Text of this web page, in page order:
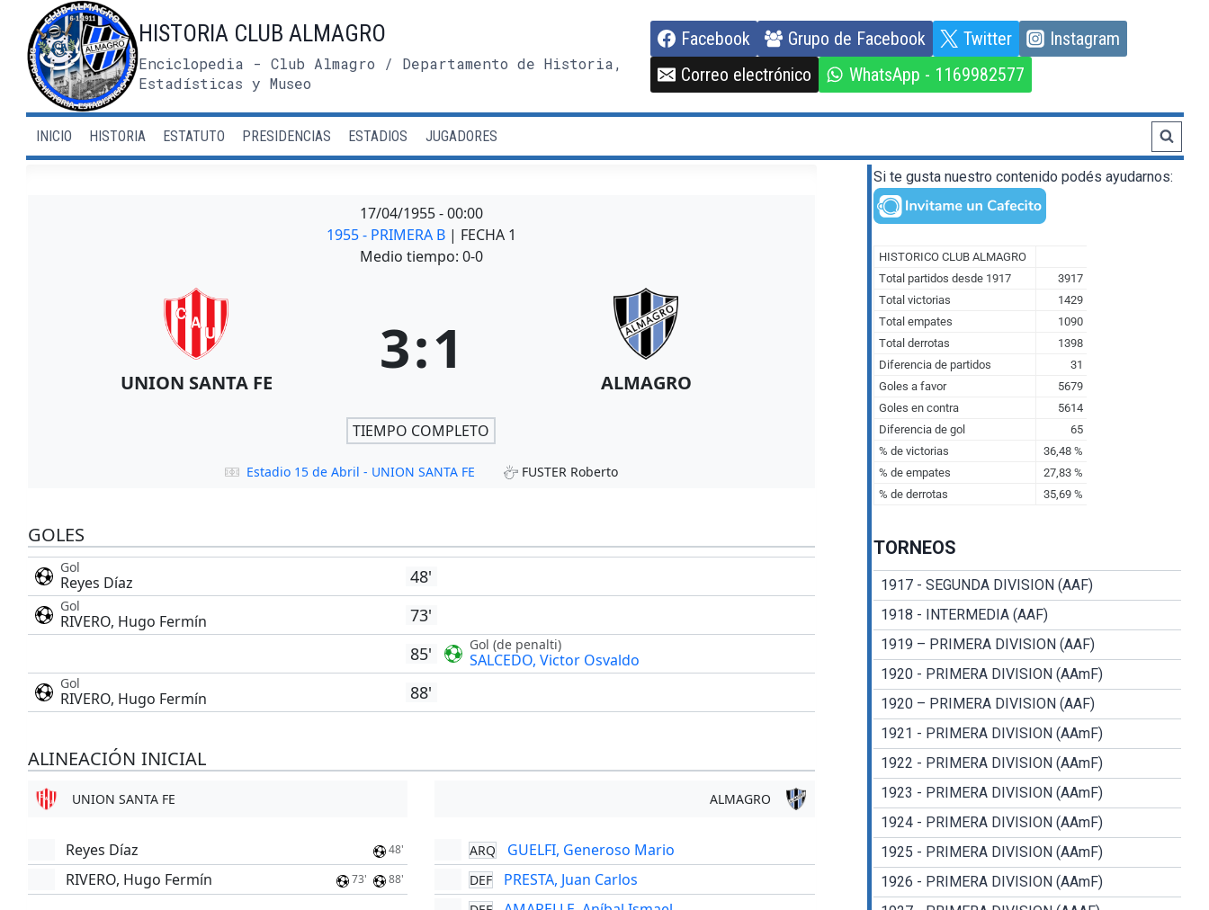
contenido
HISTORIA CLUB ALMAGRO
Enciclopedia - Club Almagro / Departamento de Historia,
Estadísticas y Museo
Facebook Grupo de Facebook Twitter
Instagram
Correo electrónico
WhatsApp - 1169982577
INICIO HISTORIA ESTATUTO PRESIDENCIAS ESTADIOS JUGADORES
17/04/1955-00:00
1955 - PRIMERA B | FECHA 1
Medio tiempo: 0-0
UNION SANTA FE 3:1 ALMAGRO
TIEMPO COMPLETO
Estadio 15 de Abril - UNION SANTA FE FUSTER Roberto
GOLES
Gol
Reyes Díaz 48'
Gol
RIVERO, Hugo Fermín
73'
85'
Gol (de penalti)
SALCEDO, Victor Osvaldo
Gol
RIVERO, Hugo Fermín 88'
ALINEACIÓN INICIAL
UNION SANTA FE
Reyes Díaz 48'
RIVERO, Hugo Fermín 73' 88'
ALMAGRO
ARQ GUELFI, Generoso Mario
DEF PRESTA, Juan Carlos
Si te gusta nuestro contenido podés ayudarnos:
TORNEOS
1917 - SEGUNDA DIVISION (AAF)
1918 - INTERMEDIA (AAF)
1919 – PRIMERA DIVISION (AAF)
1920 - PRIMERA DIVISION (AAmF)
1920 – PRIMERA DIVISION (AAF)
1921 - PRIMERA DIVISION (AAmF)
1922 - PRIMERA DIVISION (AAmF)
1923 - PRIMERA DIVISION (AAmF)
1924 - PRIMERA DIVISION (AAmF)
1925 - PRIMERA DIVISION (AAmF)
1926 - PRIMERA DIVISION (AAmF)